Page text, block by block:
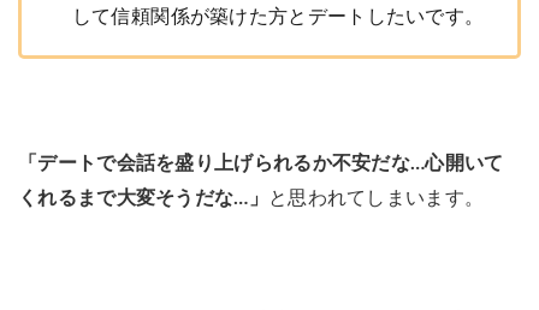
して信頼関係が築けた方とデートしたいです。
「デートで会話を盛り上げられるか不安だな…心開いて
くれるまで大変そうだな…」
と思われてしまいます。